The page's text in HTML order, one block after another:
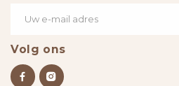
Volg ons